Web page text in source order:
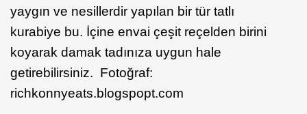
yaygın ve nesillerdir yapılan bir tür tatlı
kurabiye bu. İçine envai çeşit reçelden birini
koyarak damak tadınıza uygun hale
getirebilirsiniz. Fotoğraf:
richkonnyeats.blogspopt.com